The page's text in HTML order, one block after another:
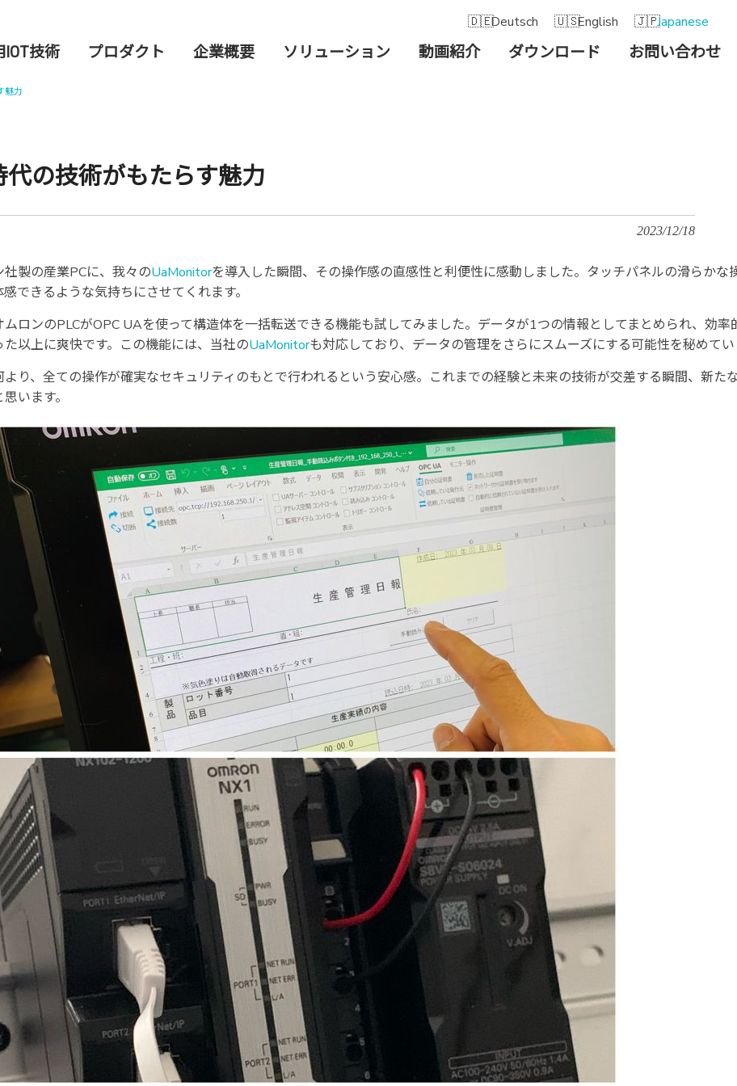
Deutsch English Japanese
IOT技術 プロダクト 企業概要 ソリューション 動画紹介 ダウンロード お問い合わせ
魅力
代の技術がもたらす魅力
2023/12/18
社製の産業PCに、我々のUaMonitorを導入した瞬間、その操作感の直感性と利便性に感動しました。タッチパネルの滑らかな
できるような気持ちにさせてくれます。
ムロンのPLCがOPC UAを使って構造体を一括転送できる機能も試してみました。データが1つの情報としてまとめられ、効
た以上に爽快です。この機能には、当社のUaMonitorも対応しており、データの管理をさらにスムーズにする可能性を秘めて
より、全ての操作が確実なセキュリティのもとで行われるという安心感。これまでの経験と未来の技術が交差する瞬間、新た
います。